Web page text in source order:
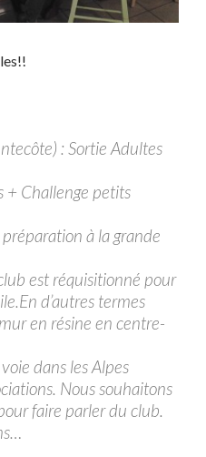
: Sortie Adultes
+ Challenge petits
à la grande
est réquisitionné pour
d’autres termes
en résine en centre-
dans les Alpes
Nous souhaitons
faire parler du club.